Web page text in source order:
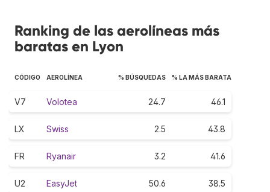
Ranking de las aerolíneas más
baratas en Lyon
CÓDIGO AEROLÍNEA % BÚSQUEDAS % LA MÁS BARATA
V7 Volotea 24.7 46.1
LX Swiss 2.5 43.8
FR Ryanair 3.2 41.6
U2 EasyJet 50.6 38.5